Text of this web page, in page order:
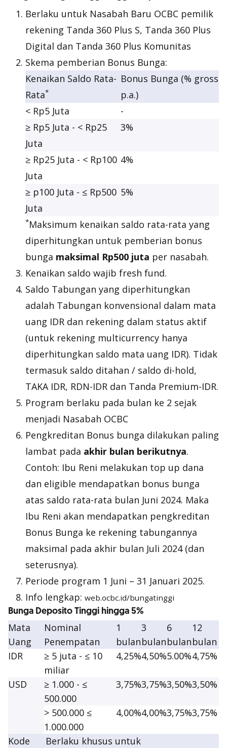
Berlaku untuk Nasabah Baru OCBC pemilik
rekening Tanda 360 Plus S, Tanda 360 Plus
Digital dan Tanda 360 Plus Komunitas
Skema pemberian Bonus Bunga:
Kenaikan Saldo Rata-
Rata*
Bonus Bunga (% gross
p.a.)
< Rp5 Juta
-
≥ Rp5 Juta - < Rp25
Juta
3%
≥ Rp25 Juta - < Rp100
Juta
4%
≥ p100 Juta - ≤ Rp500
Juta
5%
*Maksimum kenaikan saldo rata-rata yang
diperhitungkan untuk pemberian bonus
bunga maksimal Rp500 juta per nasabah.
Kenaikan saldo wajib fresh fund.
Saldo Tabungan yang diperhitungkan
adalah Tabungan konvensional dalam mata
uang IDR dan rekening dalam status aktif
(untuk rekening multicurrency hanya
diperhitungkan saldo mata uang IDR). Tidak
termasuk saldo ditahan / saldo di-hold,
TAKA IDR, RDN-IDR dan Tanda Premium-IDR.
Program berlaku pada bulan ke 2 sejak
menjadi Nasabah OCBC
Pengkreditan Bonus bunga dilakukan paling
lambat pada akhir bulan berikutnya.
Contoh: Ibu Reni melakukan top up dana
dan eligible mendapatkan bonus bunga
atas saldo rata-rata bulan Juni 2024. Maka
Ibu Reni akan mendapatkan pengkreditan
Bonus Bunga ke rekening tabungannya
maksimal pada akhir bulan Juli 2024 (dan
seterusnya).
Periode program 1 Juni – 31 Januari 2025.
Info lengkap: web.ocbc.id/bungatinggi
Bunga Deposito Tinggi hingga 5%
Mata
Uang
Nominal
Penempatan
1
bulan
3
bulan
6
bulan
12
bulan
IDR
≥ 5 juta - ≤ 10
miliar
4,25%4,50%5.00%4,75%
USD
≥ 1.000 - ≤
500.000
3,75%3,75%3,50%3,50%
> 500.000 ≤
1.000.000
4,00%4,00%3,75%3,75%
Kode
Berlaku khusus untuk